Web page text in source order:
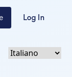
Log In